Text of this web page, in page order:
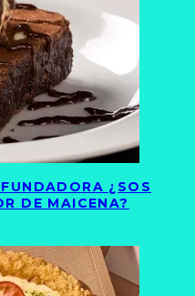
¿SOS
DE MAICENA?